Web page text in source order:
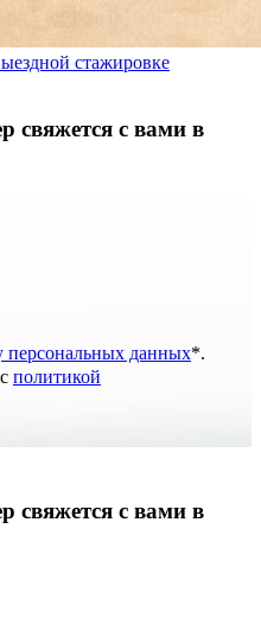
стажировке
свяжется с вами в
персональных данных*.
политикой
свяжется с вами в